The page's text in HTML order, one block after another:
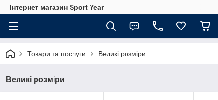
Інтернет магазин Sport Year
Товари та послуги Великі розміри
Великі розміри